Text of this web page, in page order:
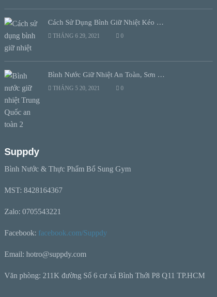
Cách Sử Dụng Bình Giữ Nhiệt Kéo …
THÁNG 6 29, 2021 0
Bình Nước Giữ Nhiệt An Toàn, Sơn …
THÁNG 5 20, 2021 0
Suppdy
Bình Nước & Thực Phẩm Bổ Sung Gym
MST: 8428164367
Zalo: 0705543221
Facebook: facebook.com/Suppdy
Email: hotro@suppdy.com
Văn phòng: 211K đường Số 6 cư xá Bình Thới P8 Q11 TP.HCM